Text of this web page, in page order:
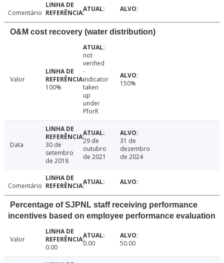
Comentário
O&M cost recovery (water distribution)
Valor
100%
not
verified
-
indicator
taken
up
under
PforR
150%
Data
30 de
setembro
de 2018
29 de
outubro
de 2021
31 de
dezembro
de 2024
Comentário
Percentage of SJPNL staff receiving performance
incentives based on employee performance evaluation
Valor
0.00
0.00 50.00